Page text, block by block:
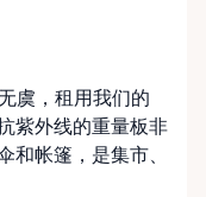
虞，租用我们的
紫外线的重量板非
帐篷，是集市、